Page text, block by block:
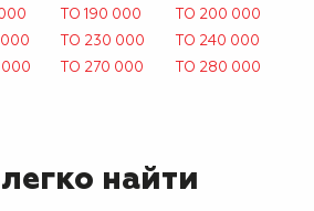
ТО 190 000
ТО 200 000
000 ТО 230 000
ТО 240 000
000 ТО 270 000
ТО 280 000
найти